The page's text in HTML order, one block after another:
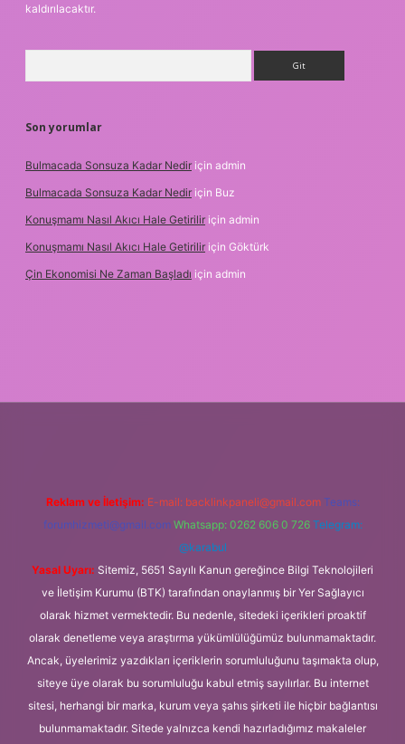
kaldırılacaktır.
Son yorumlar
Bulmacada Sonsuza Kadar Nedir için admin
Bulmacada Sonsuza Kadar Nedir için Buz
Konuşmamı Nasıl Akıcı Hale Getirilir için admin
Konuşmamı Nasıl Akıcı Hale Getirilir için Göktürk
Çin Ekonomisi Ne Zaman Başladı için admin
Reklam ve İletişim: E-mail: backlinkpaneli@gmail.com Teams:
forumhizmeti@gmail.com Whatsapp: 0262 606 0 726 Telegram:
@karabul
Yasal Uyarı: Sitemiz, 5651 Sayılı Kanun gereğince Bilgi Teknolojileri
ve İletişim Kurumu (BTK) tarafından onaylanmış bir Yer Sağlayıcı
olarak hizmet vermektedir. Bu nedenle, sitedeki içerikleri proaktif
olarak denetleme veya araştırma yükümlülüğümüz bulunmamaktadır.
Ancak, üyelerimiz yazdıkları içeriklerin sorumluluğunu taşımakta olup,
siteye üye olarak bu sorumluluğu kabul etmiş sayılırlar. Bu internet
sitesi, herhangi bir marka, kurum veya şahıs şirketi ile hiçbir bağlantısı
bulunmamaktadır. Sitede yalnızca kendi hazırladığımız makaleler